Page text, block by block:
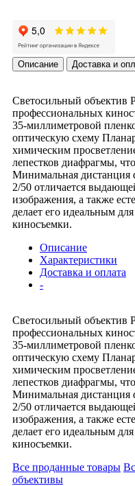
Описание Доставка и
Светосильный объектив
профессиональных
35-миллиметровой
оптическую схему
химическим
лепестков диафрагмы,
Минимальная
2/50 отличается
изображения, а также
делает его идеальным
киносъемки.
Описание
Характеристики
Доставка и оплата
-
Светосильный объектив
профессиональных
35-миллиметровой
оптическую схему
химическим
лепестков диафрагмы,
Минимальная
2/50 отличается
изображения, а также
делает его идеальным
киносъемки.
Все проданные товары
объективы